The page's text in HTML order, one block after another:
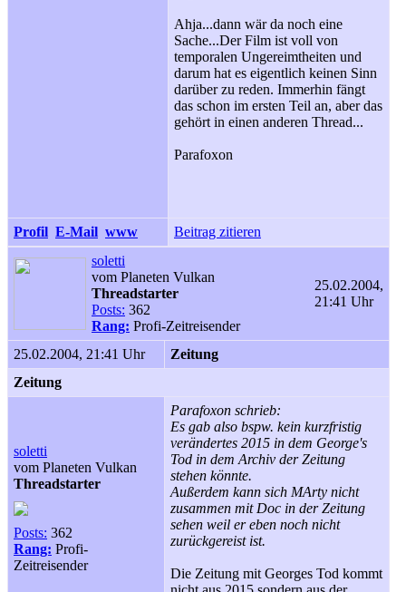
Ahja...dann wär da noch eine
Sache...Der Film ist voll von
temporalen Ungereimtheiten und
darum hat es eigentlich keinen Sinn
darüber zu reden. Immerhin fängt
das schon im ersten Teil an, aber das
gehört in einen anderen Thread...
Parafoxon
Profil E-Mail www
Beitrag zitieren
soletti
vom Planeten Vulkan
Threadstarter
Posts: 362
Rang: Profi-Zeitreisender
25.02.2004,
21:41 Uhr
25.02.2004, 21:41 Uhr
Zeitung
Zeitung
soletti
vom Planeten Vulkan
Threadstarter
Posts: 362
Rang: Profi-
Zeitreisender
Parafoxon schrieb:
Es gab also bspw. kein kurzfristig
verändertes 2015 in dem George's
Tod in dem Archiv der Zeitung
stehen könnte.
Außerdem kann sich MArty nicht
zusammen mit Doc in der Zeitung
sehen weil er eben noch nicht
zurückgereist ist.
Die Zeitung mit Georges Tod kommt